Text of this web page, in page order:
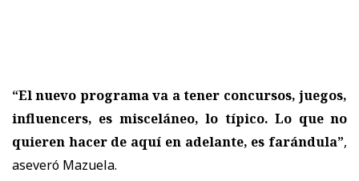
“El nuevo programa va a tener concursos, juegos,
influencers, es misceláneo, lo típico. Lo que no
quieren hacer de aquí en adelante, es farándula”,
aseveró Mazuela.